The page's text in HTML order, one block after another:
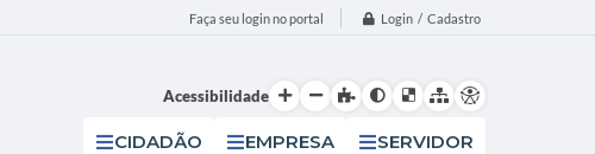
Faça seu login no portal Login / Cadastro
Acessibilidade
CIDADÃO EMPRESA SERVIDOR